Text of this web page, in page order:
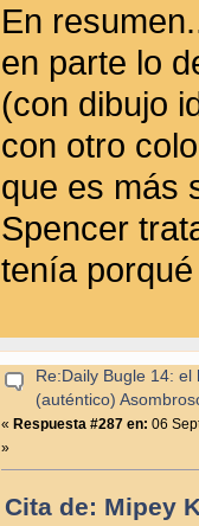
En
en parte lo
(con dibujo
con otro
que es más
Spencer
tenía porqué
Re:Daily Bugle 14: el
(auténtico)
«Respuesta #287 en: 06
»
Cita de: Mipey